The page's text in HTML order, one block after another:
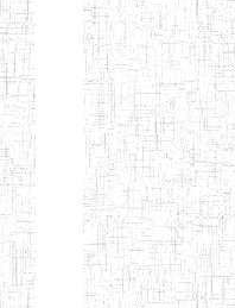
Denomination
ENIEG LES
MOINILLONS
ENPIEG